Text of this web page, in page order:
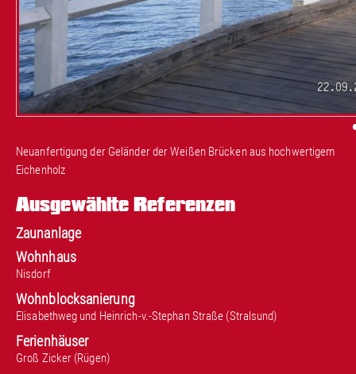
Neuanfertigung der Geländer der Weißen Brücken aus hochwertigem
Eichenholz
Ausgewählte Referenzen
Zaunanlage
Wohnhaus
Nisdorf
Wohnblocksanierung
Elisabethweg und Heinrich-v.-Stephan Straße (Stralsund)
Ferienhäuser
Groß Zicker (Rügen)